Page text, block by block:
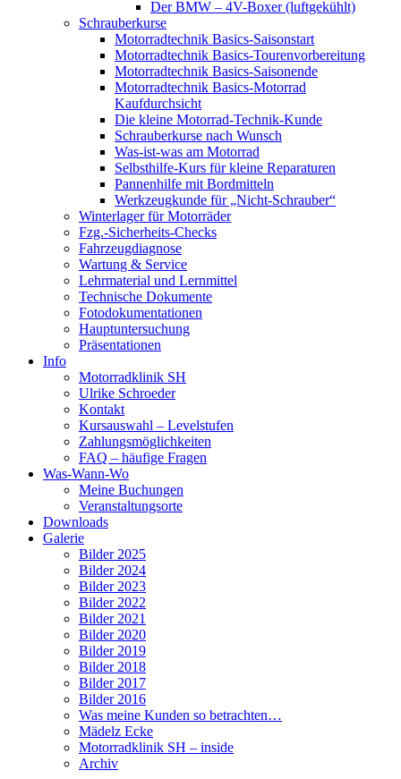
Der BMW – 4V-Boxer (luftgekühlt)
Schrauberkurse
Motorradtechnik Basics-Saisonstart
Motorradtechnik Basics-Tourenvorbereitung
Motorradtechnik Basics-Saisonende
Motorradtechnik Basics-Motorrad
Kaufdurchsicht
Die kleine Motorrad-Technik-Kunde
Schrauberkurse nach Wunsch
Was-ist-was am Motorrad
Selbsthilfe-Kurs für kleine Reparaturen
Pannenhilfe mit Bordmitteln
Werkzeugkunde für „Nicht-Schrauber“
Winterlager für Motorräder
Fzg.-Sicherheits-Checks
Fahrzeugdiagnose
Wartung & Service
Lehrmaterial und Lernmittel
Technische Dokumente
Fotodokumentationen
Hauptuntersuchung
Präsentationen
Info
Motorradklinik SH
Ulrike Schroeder
Kontakt
Kursauswahl – Levelstufen
Zahlungsmöglichkeiten
FAQ – häufige Fragen
Was-Wann-Wo
Meine Buchungen
Veranstaltungsorte
Downloads
Galerie
Bilder 2025
Bilder 2024
Bilder 2023
Bilder 2022
Bilder 2021
Bilder 2020
Bilder 2019
Bilder 2018
Bilder 2017
Bilder 2016
Was meine Kunden so betrachten…
Mädelz Ecke
Motorradklinik SH – inside
Archiv